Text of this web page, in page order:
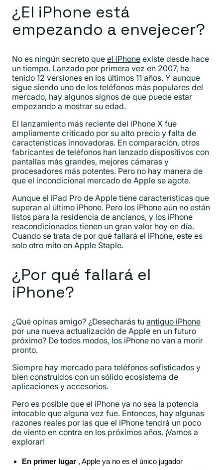
¿El iPhone está
empezando a envejecer?
No es ningún secreto que el iPhone existe desde hace
un tiempo. Lanzado por primera vez en 2007, ha
tenido 12 versiones en los últimos 11 años. Y aunque
sigue siendo uno de los teléfonos más populares del
mercado, hay algunos signos de que puede estar
empezando a mostrar su edad.
El lanzamiento más reciente del iPhone X fue
ampliamente criticado por su alto precio y falta de
características innovadoras. En comparación, otros
fabricantes de teléfonos han lanzado dispositivos con
pantallas más grandes, mejores cámaras y
procesadores más potentes. Pero no hay manera de
que el incondicional mercado de Apple se agote.
Aunque el iPad Pro de Apple tiene características que
superan al último iPhone. Pero los iPhone aún no están
listos para la residencia de ancianos, y los iPhone
reacondicionados tienen un gran valor hoy en día.
Cuando se trata de por qué fallará el iPhone, este es
solo otro mito en Apple Staple.
¿Por qué fallará el
iPhone?
¿Qué opinas amigo? ¿Desecharás tu antiguo iPhone
por una nueva actualización de Apple en un futuro
próximo? De todos modos, los iPhone no van a morir
pronto.
Siempre hay mercado para teléfonos sofisticados y
bien construidos con un sólido ecosistema de
aplicaciones y accesorios.
Pero es posible que el iPhone ya no sea la potencia
intocable que alguna vez fue. Entonces, hay algunas
razones reales por las que el iPhone tendrá un poco
de viento en contra en los próximos años. ¡Vamos a
explorar!
En primer lugar , Apple ya no es el único jugador